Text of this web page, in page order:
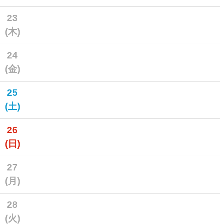
23
(木)
24
(金)
25
(土)
26
(日)
27
(月)
28
(火)